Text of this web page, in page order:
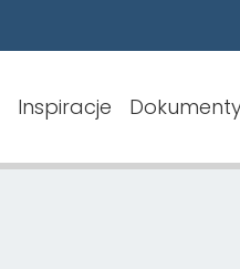
Inspiracje